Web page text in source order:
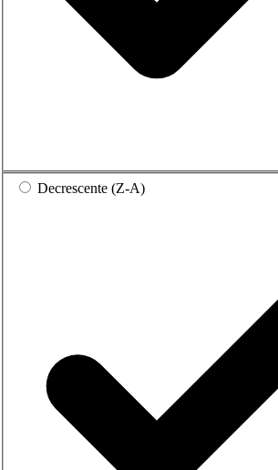
Decrescente (Z-A)